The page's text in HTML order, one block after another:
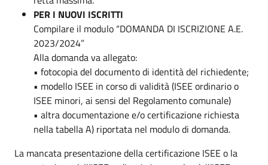
PER I NUOVI ISCRITTI
Compilare il modulo “DOMANDA DI ISCRIZIONE A.E.
2023/2024”
Alla domanda va allegato:
• fotocopia del documento di identità del richiedente;
• modello ISEE in corso di validità (ISEE ordinario o
ISEE minori, ai sensi del Regolamento comunale)
• altra documentazione e/o certificazione richiesta
nella tabella A) riportata nel modulo di domanda.
La mancata presentazione della certificazione ISEE o la